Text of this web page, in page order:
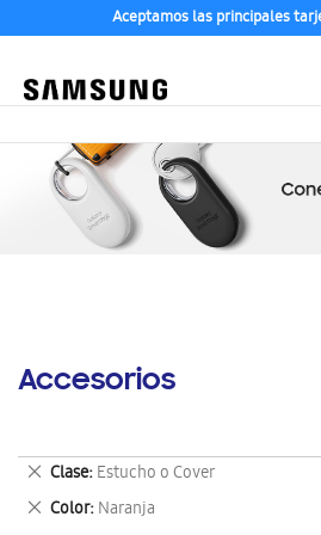
Aceptamos las principales
Accesorios
Clase Estucho o Cover
Eliminar
este
artículo
Color Naranja
Eliminar